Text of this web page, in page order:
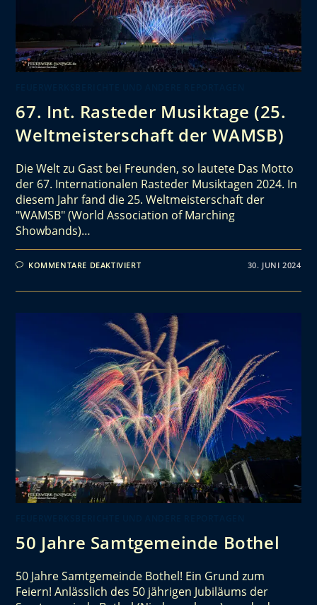
67. Int. Rasteder Musiktage (25.
Weltmeisterschaft der WAMSB)
Die Welt zu Gast bei Freunden, so lautete Das Motto
der 67. Internationalen Rasteder Musiktagen 2024. In
diesem Jahr fand die 25. Weltmeisterschaft der
"WAMSB" (World Association of Marching
Showbands)…
KOMMENTARE DEAKTIVIERT 30. JUNI 2024
50 Jahre Samtgemeinde Bothel
50 Jahre Samtgemeinde Bothel! Ein Grund zum
Feiern! Anlässlich des 50 jährigen Jubiläums der